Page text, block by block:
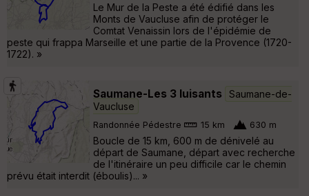
Le Mur de la Peste a été édifié dans les
Monts de Vaucluse afin de protéger le
Comtat Venaissin lors de l'épidémie de
peste qui frappa Marseille et une partie de la Provence (1720-
1722). »
Saumane-Les 3 luisants
Saumane-de-
Vaucluse
Randonnée Pédestre 15 km 630 m
Boucle de 15 km, 600 m de dénivelé au
départ de Saumane, départ avec recherche
de l'itinéraire un peu difficile car le chemin
prévu était interdit (éboulis)... »